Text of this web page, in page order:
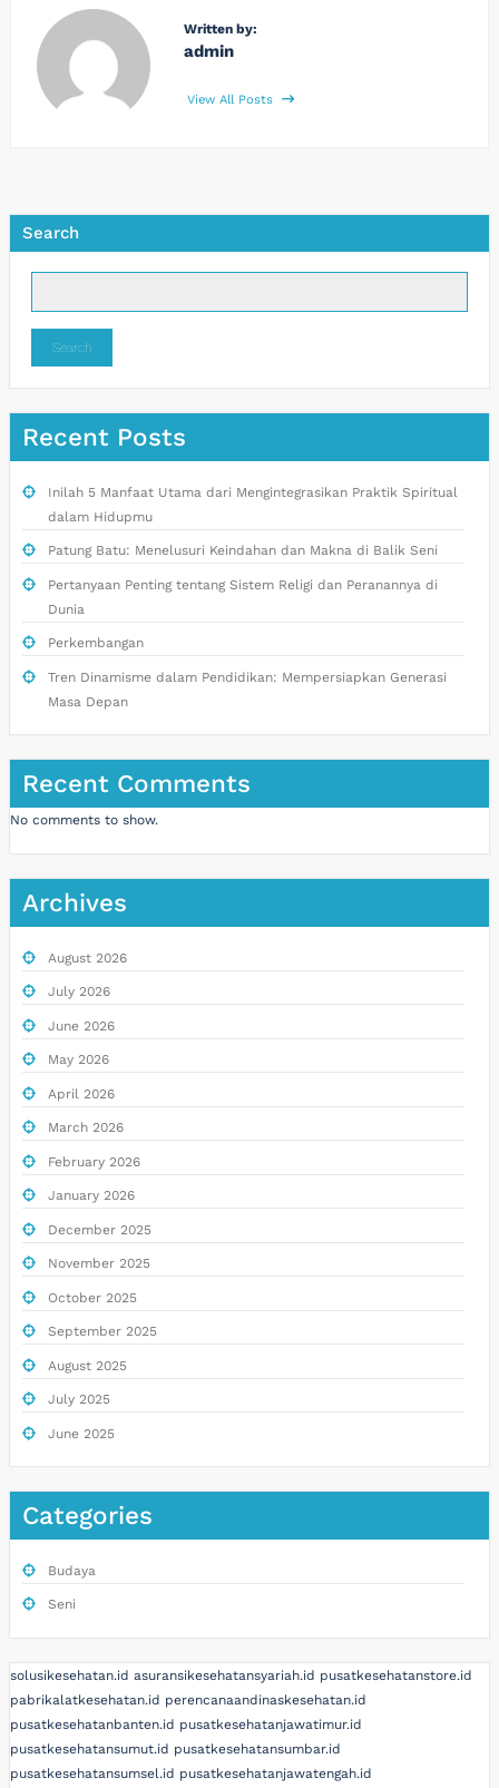
Written by:
admin
View All Posts
Search
Search
Recent Posts
Inilah 5 Manfaat Utama dari Mengintegrasikan Praktik Spiritual
dalam Hidupmu
Patung Batu: Menelusuri Keindahan dan Makna di Balik Seni
Pertanyaan Penting tentang Sistem Religi dan Peranannya di
Dunia
Perkembangan
Tren Dinamisme dalam Pendidikan: Mempersiapkan Generasi
Masa Depan
Recent Comments
No comments to show.
Archives
August 2026
July 2026
June 2026
May 2026
April 2026
March 2026
February 2026
January 2026
December 2025
November 2025
October 2025
September 2025
August 2025
July 2025
June 2025
Categories
Budaya
Seni
solusikesehatan.id asuransikesehatansyariah.id pusatkesehatanstore.id
pabrikalatkesehatan.id perencanaandinaskesehatan.id
pusatkesehatanbanten.id pusatkesehatanjawatimur.id
pusatkesehatansumut.id pusatkesehatansumbar.id
pusatkesehatansumsel.id pusatkesehatanjawatengah.id